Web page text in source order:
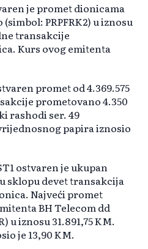
je promet dionicama
PRPFRK2) u iznosu
transakcije
Kurs ovog emitenta
promet od 4.369.575
prometovano 4.350
rashodi ser. 49
papira iznosio
ostvaren je ukupan
u sklopu devet transakcija
Najveći promet
BH Telecom dd
u iznosu 31.891,75 KM.
je 13,90 KM.